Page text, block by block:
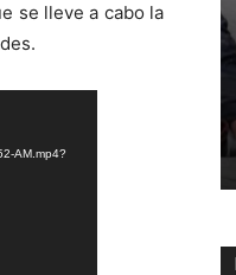
se lleve a cabo la
AM.mp4?